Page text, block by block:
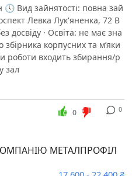
Вид зайнятості: повна зай
Левка Лук'яненка, 72 В
досвіду · Освіта: не має зна
корпусних та мʼяки
роботи входить збирання/р
зал
0
0
МЕТАЛПРОФІЛ